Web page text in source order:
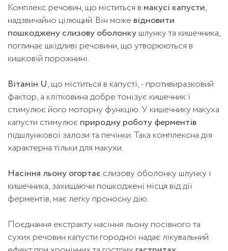
Комплекс речовин, що міститься в макусі капусти,
надзвичайно цілющий. Він може відновити
пошкоджену слизову оболонкушлунку та кишечника,
поглинає шкідливі речовини, що утворюються в
кишковій порожнині.
Вітамін U, що міститься в капусті, - противиразковий
фактор, а клітковина добре тонізує кишечник і
стимулює його моторну функцію. У кишечнику макуха
капусти стимулює природну роботу ферментів
підшлункової залози та печінки. Така комплексна дія
характерна тільки для макухи.
Насіння льонуогортає слизову оболонку шлунку і
кишечника, захищаючи пошкоджені місця від дії
ферментів, має легку проносну дію.
Поєднання екстракту насіння льону посівного та
сухих речовин капусти городної надає лікувальний